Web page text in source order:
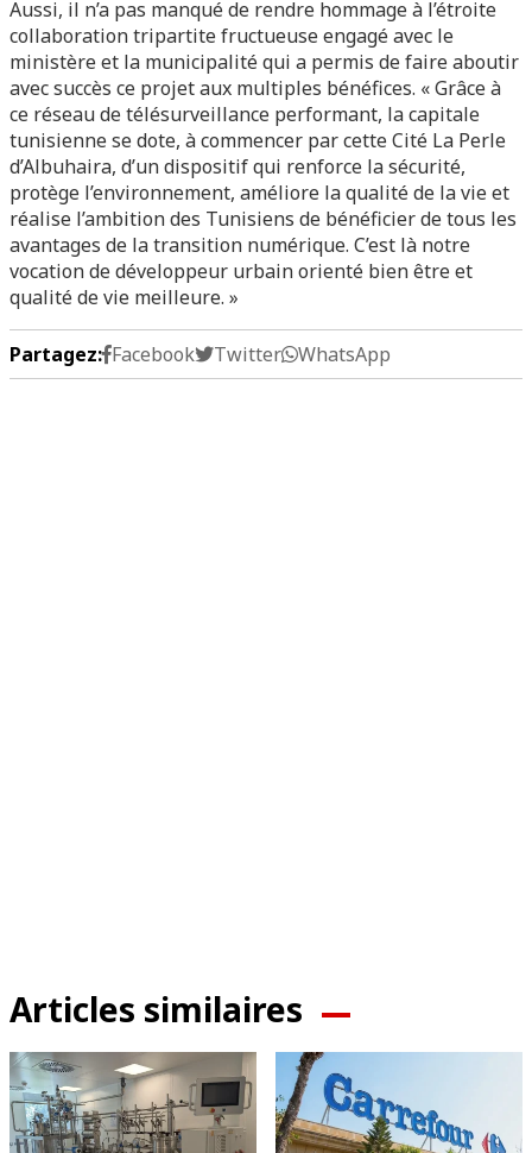
Aussi, il n’a pas manqué de rendre hommage à l’étroite
collaboration tripartite fructueuse engagé avec le
ministère et la municipalité qui a permis de faire aboutir
avec succès ce projet aux multiples bénéfices. « Grâce à
ce réseau de télésurveillance performant, la capitale
tunisienne se dote, à commencer par cette Cité La Perle
d’Albuhaira, d’un dispositif qui renforce la sécurité,
protège l’environnement, améliore la qualité de la vie et
réalise l’ambition des Tunisiens de bénéficier de tous les
avantages de la transition numérique. C’est là notre
vocation de développeur urbain orienté bien être et
qualité de vie meilleure. »
Partagez: Facebook Twitter WhatsApp
Articles similaires